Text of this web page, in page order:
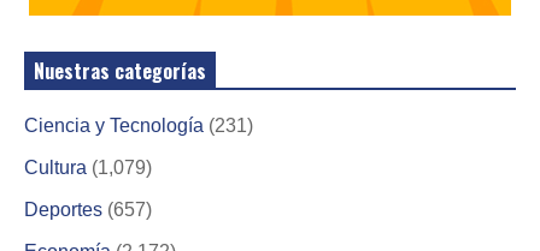
Nuestras categorías
Ciencia y Tecnología (231)
Cultura (1,079)
Deportes (657)